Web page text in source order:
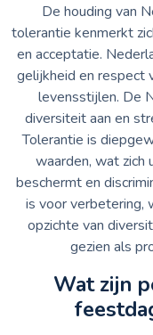
De houding van
tolerantie kenmerkt
en acceptatie.
gelijkheid en respect
levensstijlen. De
diversiteit aan en
Tolerantie is
waarden, wat zich
beschermt en
is voor verbetering,
opzichte van
gezien als
Wat zijn